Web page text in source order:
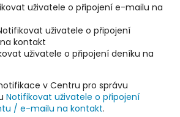
uživatele o připojení e-mailu na
uživatele o připojení
kontakt
uživatele o připojení deníku na
v Centru pro správu
Notifikovat uživatele o připojení
/ e-mailu na kontakt.